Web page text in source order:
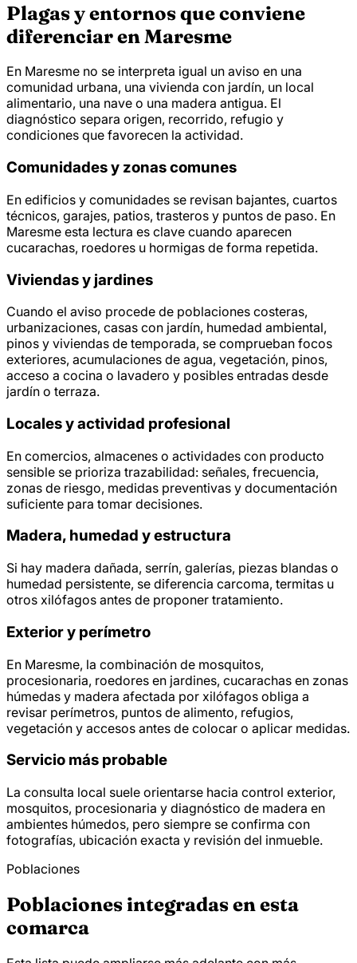
Plagas y entornos que conviene
diferenciar en Maresme
En Maresme no se interpreta igual un aviso en una
comunidad urbana, una vivienda con jardín, un local
alimentario, una nave o una madera antigua. El
diagnóstico separa origen, recorrido, refugio y
condiciones que favorecen la actividad.
Comunidades y zonas comunes
En edificios y comunidades se revisan bajantes, cuartos
técnicos, garajes, patios, trasteros y puntos de paso. En
Maresme esta lectura es clave cuando aparecen
cucarachas, roedores u hormigas de forma repetida.
Viviendas y jardines
Cuando el aviso procede de poblaciones costeras,
urbanizaciones, casas con jardín, humedad ambiental,
pinos y viviendas de temporada, se comprueban focos
exteriores, acumulaciones de agua, vegetación, pinos,
acceso a cocina o lavadero y posibles entradas desde
jardín o terraza.
Locales y actividad profesional
En comercios, almacenes o actividades con producto
sensible se prioriza trazabilidad: señales, frecuencia,
zonas de riesgo, medidas preventivas y documentación
suficiente para tomar decisiones.
Madera, humedad y estructura
Si hay madera dañada, serrín, galerías, piezas blandas o
humedad persistente, se diferencia carcoma, termitas u
otros xilófagos antes de proponer tratamiento.
Exterior y perímetro
En Maresme, la combinación de mosquitos,
procesionaria, roedores en jardines, cucarachas en zonas
húmedas y madera afectada por xilófagos obliga a
revisar perímetros, puntos de alimento, refugios,
vegetación y accesos antes de colocar o aplicar medidas.
Servicio más probable
La consulta local suele orientarse hacia control exterior,
mosquitos, procesionaria y diagnóstico de madera en
ambientes húmedos, pero siempre se confirma con
fotografías, ubicación exacta y revisión del inmueble.
Poblaciones
Poblaciones integradas en esta
comarca